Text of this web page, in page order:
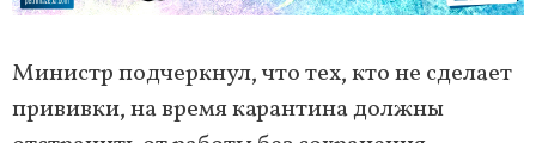
Министр подчеркнул, что тех, кто не сделает
прививки, на время карантина должны